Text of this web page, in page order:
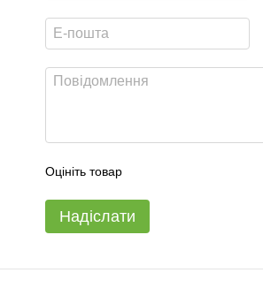
Оцініть товар
Надіслати